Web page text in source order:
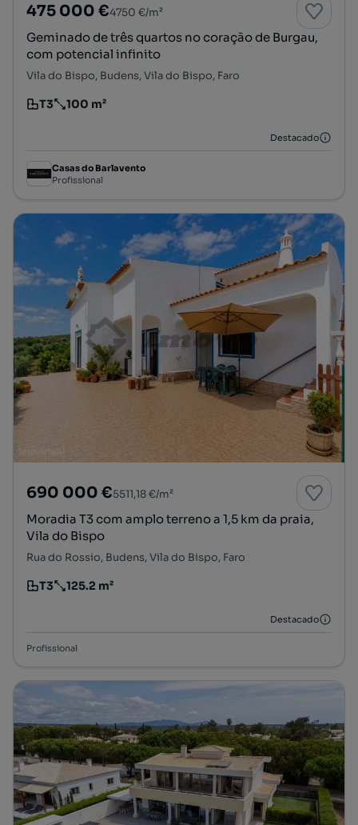
475 000 €4750 €/m²
Geminado de três quartos no coração de Burgau,
com potencial infinito
Vila do Bispo, Budens, Vila do Bispo, Faro
Tipologia
T3
Preço por metro quadrado
100 m²
Destacado
Casas do Barlavento
Profissional
690 000 €5511,18 €/m²
Moradia T3 com amplo terreno a 1,5 km da praia,
Vila do Bispo
Rua do Rossio, Budens, Vila do Bispo, Faro
Tipologia
T3
Preço por metro quadrado
125.2 m²
Destacado
Profissional